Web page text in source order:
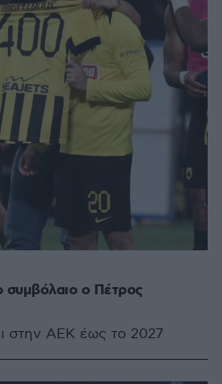
ο Πέτρος
στην ΑΕΚ έως το 2027